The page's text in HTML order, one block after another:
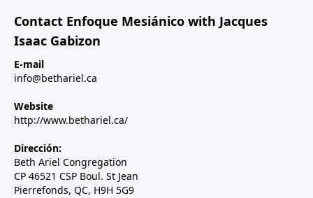
Contact Enfoque Mesiánico with Jacques
Isaac Gabizon
E-mail
info@bethariel.ca
Website
http://www.bethariel.ca/
Dirección:
Beth Ariel Congregation
CP 46521 CSP Boul. St Jean
Pierrefonds, QC, H9H 5G9